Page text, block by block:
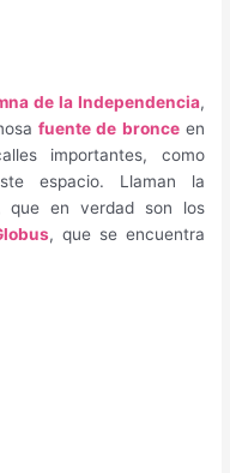
de la Independencia,
fuente de bronceen
importantes, como
espacio. Llaman la
que en verdad son los
, que se encuentra